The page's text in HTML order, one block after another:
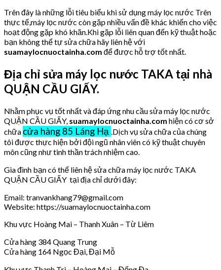
Trên đây là những lỗi tiêu biểu khi sử dụng máy lọc nước Trên
thực tế,máy lọc nước còn gặp nhiều vấn đề khác khiến cho việc
hoạt động gặp khó khăn.Khi gặp lỗi liên quan đến kỹ thuật hoặc
bạn không thể tự sửa chữa hãy liên hệ với
suamaylocnuoctainha.com để được hỗ trợ tốt nhất.
Địa chỉ sửa máy lọc nước TAKA tại nhà
QUẬN CẦU GIẤY.
Nhằm phục vụ tốt nhất và đáp ứng nhu cầu sửa máy lọc nước
QUẬN CẦU GIẤY, suamaylocnuoctainha.com hiện có cơ sở
chữa cửa hàng 85 Láng Hạ .Dịch vụ sửa chữa của chúng
tôi được thực hiện bởi đội ngũ nhân viên có kỹ thuật chuyên
môn cũng như tinh thần trách nhiệm cao.
Gia đình bạn có thể liên hệ sửa chữa máy lọc nước TAKA
QUẬN CẦU GIẤY tại địa chỉ dưới đây:
Email: tranvankhang79@gmail.com
Website: https://suamaylocnuoctainha.com
Khu vực Hoàng Mai – Thanh Xuân – Từ Liêm
Cửa hàng 384 Quang Trung
Cửa hàng 164 Ngọc Đại, Đại Mỗ